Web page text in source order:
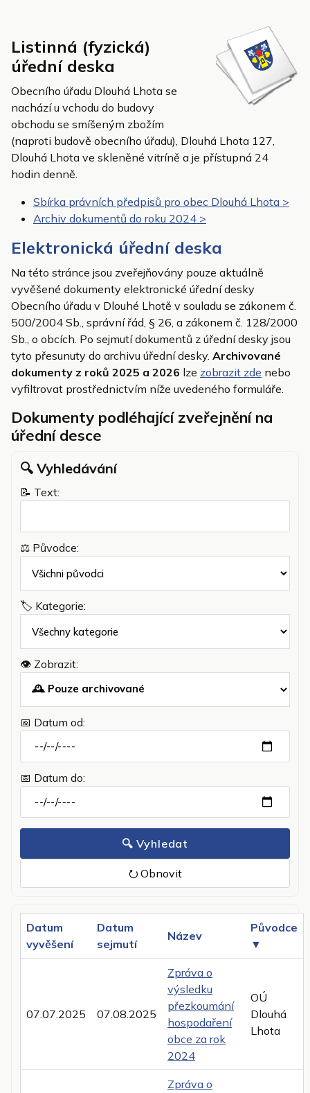
Listinná (fyzická)
úřední deska
Obecního úřadu Dlouhá Lhota se
nachází u vchodu do budovy
obchodu se smíšeným zbožím
(naproti budově obecního úřadu), Dlouhá Lhota 127,
Dlouhá Lhota ve skleněné vitríně a je přístupná 24
hodin denně.
Sbírka právních předpisů pro obec Dlouhá Lhota >
Archiv dokumentů do roku 2024 >
Elektronická úřední deska
Na této stránce jsou zveřejňovány pouze aktuálně
vyvěšené dokumenty elektronické úřední desky
Obecního úřadu v Dlouhé Lhotě v souladu se zákonem č.
500/2004 Sb., správní řád, § 26, a zákonem č. 128/2000
Sb., o obcích. Po sejmutí dokumentů z úřední desky jsou
tyto přesunuty do archivu úřední desky. Archivované
dokumenty z roků 2025 a 2026 lze zobrazit zde nebo
vyfiltrovat prostřednictvím níže uvedeného formuláře.
Dokumenty podléhající zveřejnění na
úřední desce
🔍︎ Vyhledávání
📝 Text:
⚖️ Původce:
🏷️ Kategorie:
👁️ Zobrazit:
📅 Datum od:
📅 Datum do:
🔍 Vyhledat
⭮ Obnovit
Datum
vyvěšení
Datum
sejmutí
Název
Původce
▼
07.07.2025 07.08.2025
Zpráva o
výsledku
přezkoumání
hospodaření
obce za rok
2024
OÚ
Dlouhá
Lhota
Zpráva o